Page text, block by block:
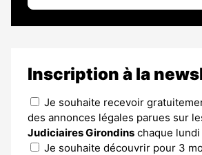
Inscription à la
Je souhaite recevoir
des annonces légales parues sur
Judiciaires Girondins chaque lundi
Je souhaite découvrir pour 3